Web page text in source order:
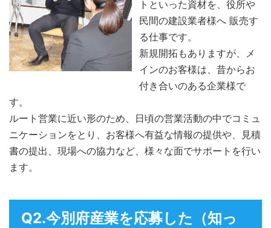
トといった資材を、役所や
民間の建設業者様へ 販売す
る仕事です。
新規開拓もありますが、メ
インのお客様は、昔からお
付き合いのある企業様で
す。
ルート営業に近い形のため、日頃の営業活動の中でコミュ
ニケーションをとり、お客様へ有益な情報の提供や、見積
書の提出、現場への協力など、様々な面でサポートを行い
ます。
Q2.今別府産業を応募した（知っ